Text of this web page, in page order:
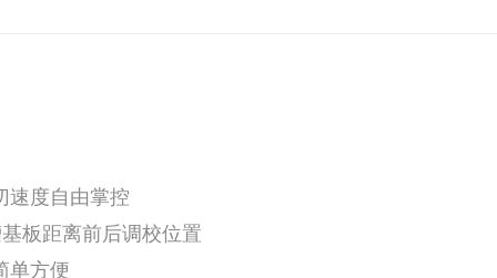
速度自由掌控
板距离前后调校位置
单方便